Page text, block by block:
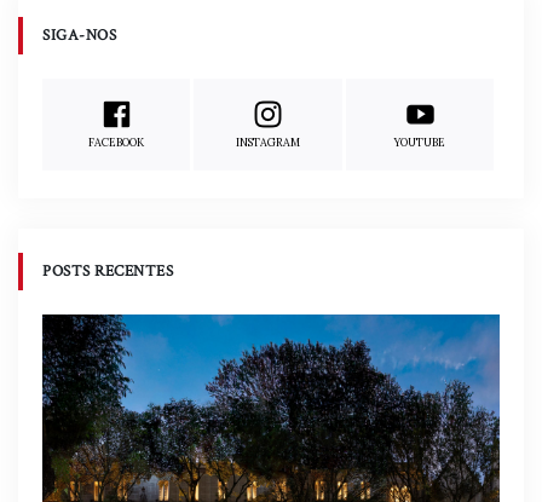
SIGA-NOS
FACEBOOK INSTAGRAM YOUTUBE
POSTS RECENTES